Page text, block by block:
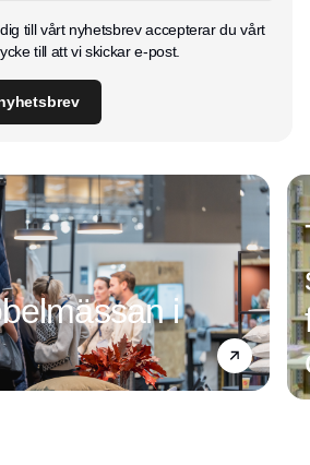
till vårt nyhetsbrev accepterar du vårt
till att vi skickar e-post.
i